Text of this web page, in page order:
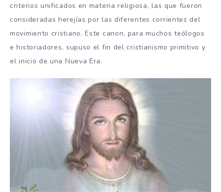
criterios unificados en materia religiosa, las que fueron
consideradas herejías por las diferentes corrientes del
movimiento cristiano. Este canon, para muchos teólogos
e historiadores, supuso el fin del cristianismo primitivo y
el inicio de una Nueva Era.